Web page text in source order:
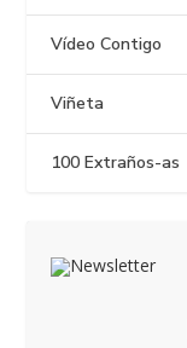
Vídeo Contigo
Viñeta
100 Extraños-as